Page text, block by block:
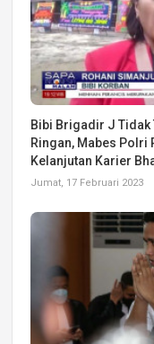
Bibi Brigadir J Tidak
Ringan, Mabes Polri
Kelanjutan Karier
Jumat, 17 Februari 2023